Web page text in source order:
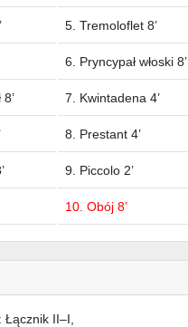
5. Tremoloflet 8’
6. Pryncypał włoski 8’
7. Kwintadena 4’
8. Prestant 4’
9. Piccolo 2’
10. Obój 8’
Łącznik II–I,